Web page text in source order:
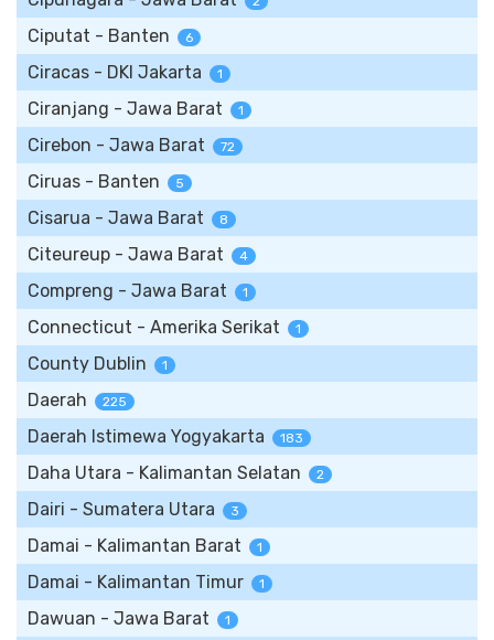
Ciputat - Banten 6
Ciracas - DKI Jakarta 1
Ciranjang - Jawa Barat 1
Cirebon - Jawa Barat 72
Ciruas - Banten 5
Cisarua - Jawa Barat 8
Citeureup - Jawa Barat 4
Compreng - Jawa Barat 1
Connecticut - Amerika Serikat 1
County Dublin 1
Daerah 225
Daerah Istimewa Yogyakarta 183
Daha Utara - Kalimantan Selatan 2
Dairi - Sumatera Utara 3
Damai - Kalimantan Barat 1
Damai - Kalimantan Timur 1
Dawuan - Jawa Barat 1